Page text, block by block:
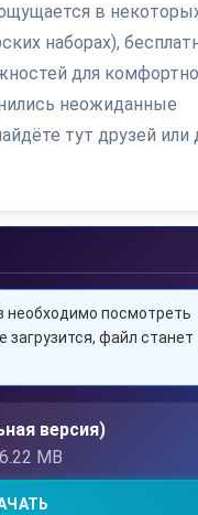
в
наборах),
для
неожиданные
тут друзей или
необходимо посмотреть
загрузится, файл станет
версия)
MB